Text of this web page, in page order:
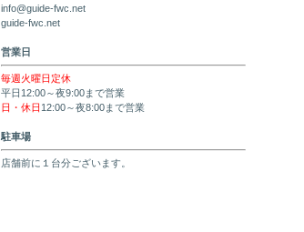
info@guide-fwc.net
guide-fwc.net
営業日
毎週火曜日定休
平日12:00～夜9:00まで営業
日・休日 12:00～夜8:00まで営業
駐車場
店舗前に１台分ございます。